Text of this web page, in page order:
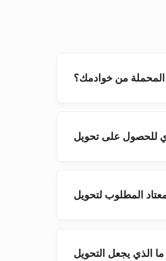
المحملة من خوادمك؟